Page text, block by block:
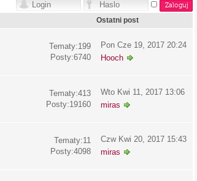
Ostatni post
Tematy:199
Posty:6740
Pon Cze 19, 2017 20:24
Hooch
Tematy:413
Posty:19160
Wto Kwi 11, 2017 13:06
miras
Tematy:11
Posty:4098
Czw Kwi 20, 2017 15:43
miras